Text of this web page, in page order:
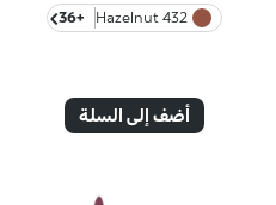
432 Hazelnut
+36
أضف إلى السلة